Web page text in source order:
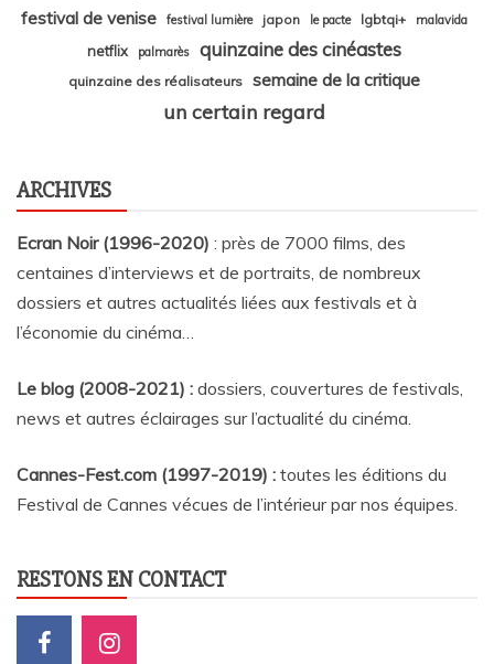
festival de venise festival lumière japon le pacte lgbtqi+ malavida
netflix palmarès quinzaine des cinéastes
quinzaine des réalisateurs semaine de la critique
un certain regard
ARCHIVES
Ecran Noir (1996-2020) : près de 7000 films, des
centaines d’interviews et de portraits, de nombreux
dossiers et autres actualités liées aux festivals et à
l’économie du cinéma…
Le blog (2008-2021) : dossiers, couvertures de festivals,
news et autres éclairages sur l’actualité du cinéma
Cannes-Fest.com (1997-2019) : toutes les éditions du
Festival de Cannes vécues de l’intérieur par nos équipes.
RESTONS EN CONTACT